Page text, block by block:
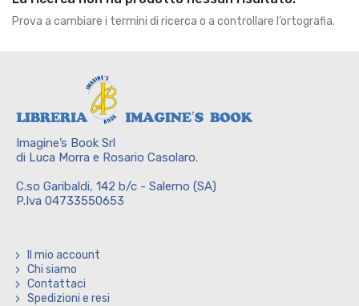
Prova a cambiare i termini di ricerca o a controllare l’ortografia.
Imagine’s Book Srl
di Luca Morra e Rosario Casolaro.
C.so Garibaldi, 142 b/c - Salerno (SA)
P.Iva 04733550653
Il mio account
Chi siamo
Contattaci
Spedizioni e resi